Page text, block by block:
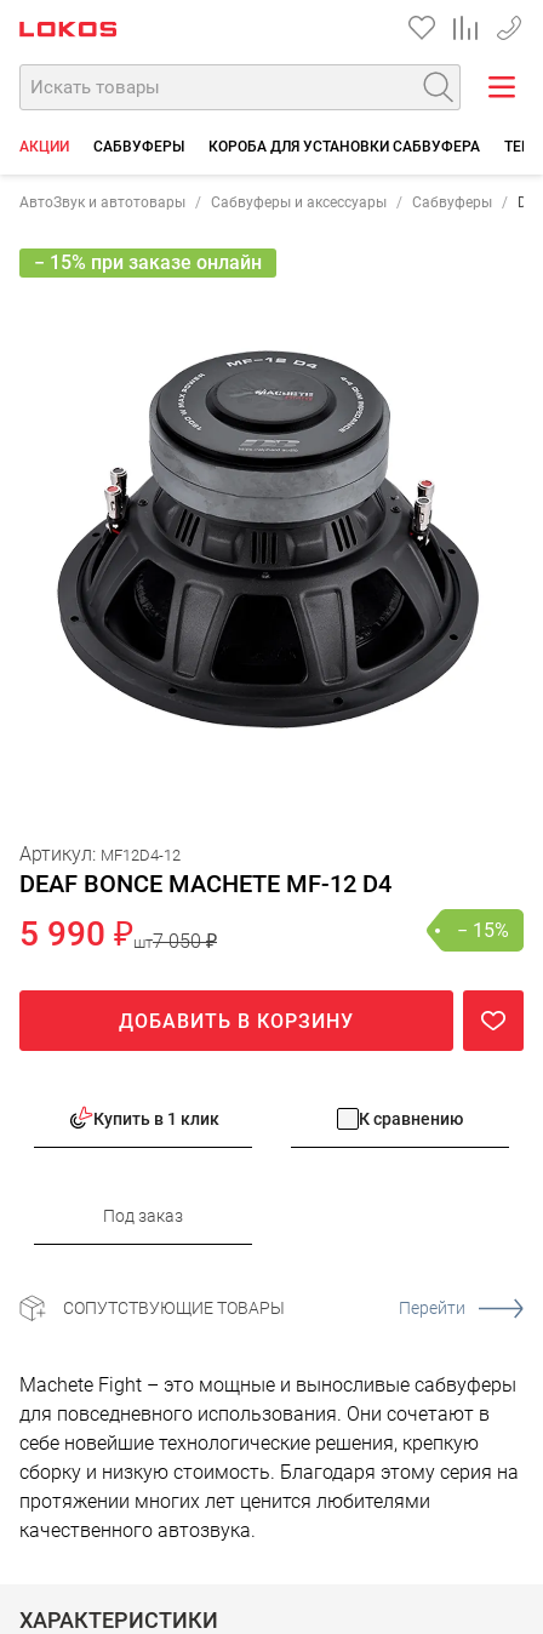
+7
АКЦИИ САБВУФЕРЫ КОРОБА ДЛЯ УСТАНОВКИ САБВУФЕРА
АвтоЗвук и автотовары Сабвуферы и аксессуары Сабвуферы
− 15% при заказе онлайн
Артикул: MF12D4-12
DEAF BONCE MACHETE MF-12 D4
5 990 ₽шт7 050 ₽ − 15%
ДОБАВИТЬ В КОРЗИНУ
Купить в 1 клик К сравнению
Под заказ
СОПУТСТВУЮЩИЕ ТОВАРЫ Перейти
Machete Fight – это мощные и выносливые сабвуферы
для повседневного использования. Они сочетают в
себе новейшие технологические решения, крепкую
сборку и низкую стоимость. Благодаря этому серия на
протяжении многих лет ценится любителями
качественного автозвука.
ХАРАКТЕРИСТИКИ